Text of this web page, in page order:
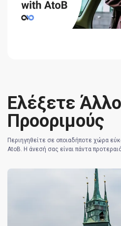
Ελέξετε
Προοριμούς
Περιηγηθείτε σε οποιαδήποτε χώρα
AtoB. Η άνεσή σας είναι πάντα